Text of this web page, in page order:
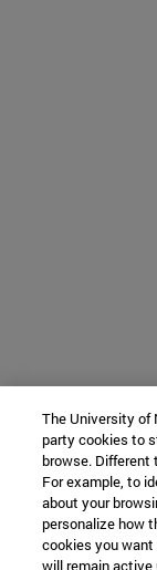
The University of
party cookies to
browse. Different
For example, to
about your
personalize how
cookies you
will remain